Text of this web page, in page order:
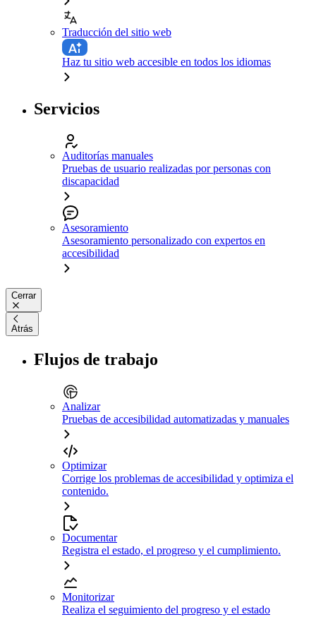
Traducción del sitio web
Haz tu sitio web accesible en todos los idiomas
Servicios
Auditorías manuales
Pruebas de usuario realizadas por personas con
discapacidad
Asesoramiento
Asesoramiento personalizado con expertos en
accesibilidad
Cerrar
Atrás
Flujos de trabajo
Analizar
Pruebas de accesibilidad automatizadas y manuales
Optimizar
Corrige los problemas de accesibilidad y optimiza el
contenido.
Documentar
Registra el estado, el progreso y el cumplimiento.
Monitorizar
Realiza el seguimiento del progreso y el estado